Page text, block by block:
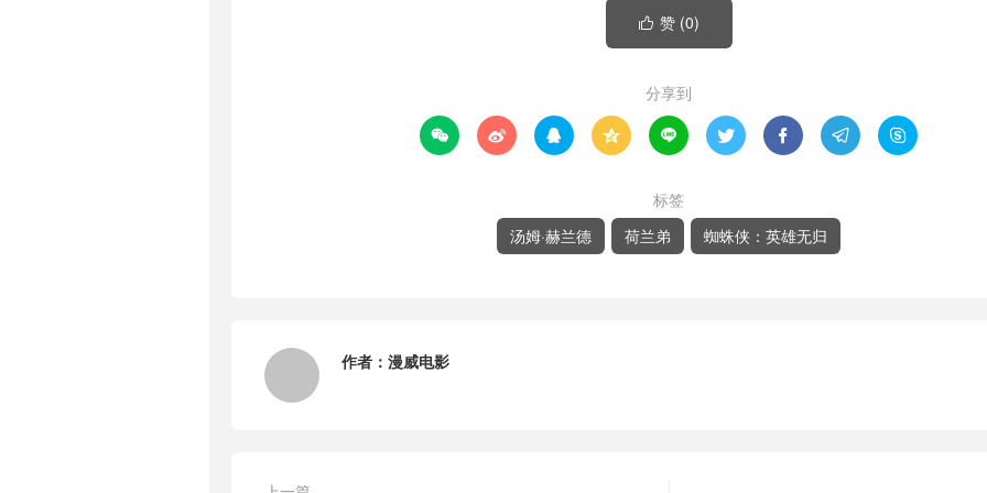
 赞 (0)
分享到
        
标签
汤姆·赫兰德
荷兰弟 蜘蛛侠：英雄无归
作者： 漫威电影